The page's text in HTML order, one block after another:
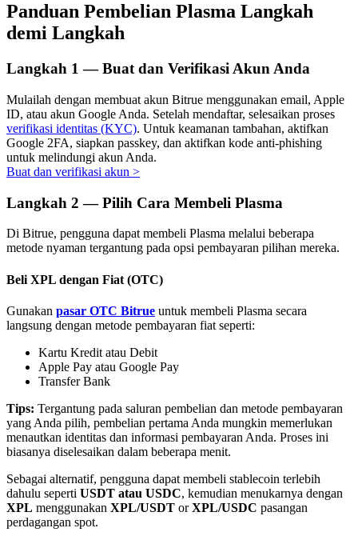
Investasi Otomatis
Raih keuntungan jangka panjang dan kepentingan fleksibel
Pelajari Staking
Mitra Bitrue
Panduan Pembelian Plasma Langkah
demi Langkah
Langkah 1 —Buat dan Verifikasi Akun Anda
Mulailah dengan membuat akun Bitrue menggunakan email, Apple
ID, atau akun Google Anda. Setelah mendaftar, selesaikan proses
verifikasi identitas (KYC). Untuk keamanan tambahan, aktifkan
Google 2FA, siapkan passkey, dan aktifkan kode anti-phishing
untuk melindungi akun Anda.
Buat dan verifikasi akun >
Langkah 2 — Pilih Cara Membeli Plasma
Di Bitrue, pengguna dapat membeli Plasma melalui beberapa
metode nyaman tergantung pada opsi pembayaran pilihan mereka.
Beli XPL dengan Fiat (OTC)
Gunakan pasar OTC Bitrue untuk membeli Plasma secara
langsung dengan metode pembayaran fiat seperti:
Kartu Kredit atau Debit
Apple Pay atau Google Pay
Transfer Bank
Tips: Tergantung pada saluran pembelian dan metode pembayaran
yang Anda pilih, pembelian pertama Anda mungkin memerlukan
menautkan identitas dan informasi pembayaran Anda. Proses ini
biasanya diselesaikan dalam beberapa menit.
Sebagai alternatif, pengguna dapat membeli stablecoin terlebih
dahulu seperti USDT atau USDC, kemudian menukarnya dengan
XPL menggunakan XPL/USDT orXPL/USDC pasangan
perdagangan spot.